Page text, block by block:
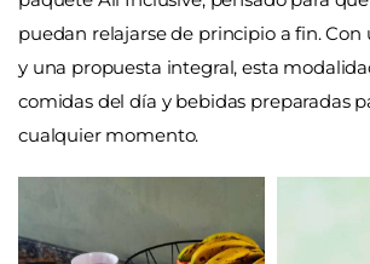
puedan relajarse de principio a fin. Con
y una propuesta integral, esta
comidas del día y bebidas preparadas
cualquier momento.